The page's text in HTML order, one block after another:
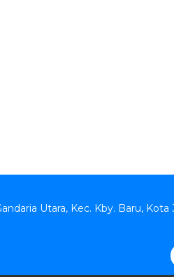
Utara, Kec. Kby. Baru, Kota